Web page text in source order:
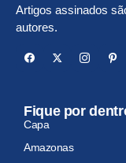
Artigos assinados
autores.
Fique por
Capa
Amazonas